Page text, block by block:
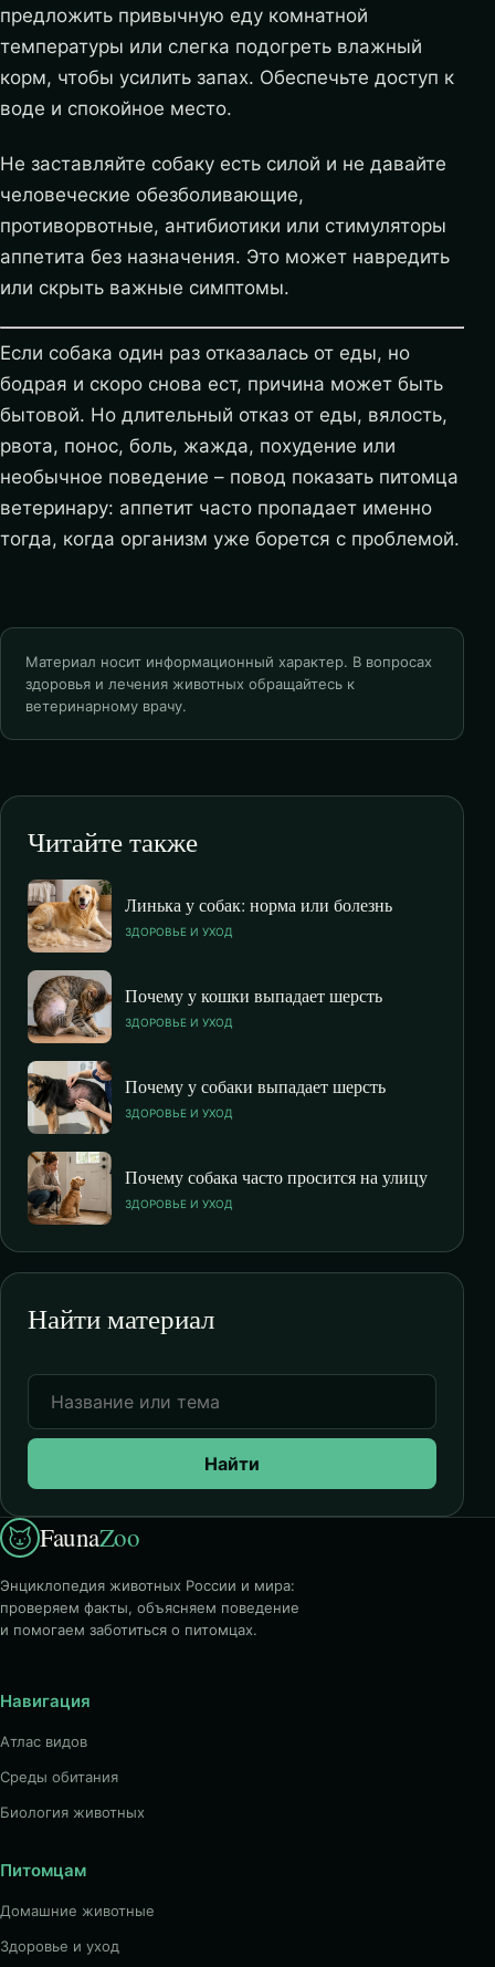
предложить привычную еду комнатной
температуры или слегка подогреть влажный
корм, чтобы усилить запах. Обеспечьте доступ к
воде и спокойное место.
Не заставляйте собаку есть силой и не давайте
человеческие обезболивающие,
противорвотные, антибиотики или стимуляторы
аппетита без назначения. Это может навредить
или скрыть важные симптомы.
Если собака один раз отказалась от еды, но
бодрая и скоро снова ест, причина может быть
бытовой. Но длительный отказ от еды, вялость,
рвота, понос, боль, жажда, похудение или
необычное поведение – повод показать питомца
ветеринару: аппетит часто пропадает именно
тогда, когда организм уже борется с проблемой.
Материал носит информационный характер. В вопросах
здоровья и лечения животных обращайтесь к
ветеринарному врачу.
Читайте также
Линька у собак: норма или болезнь
ЗДОРОВЬЕ И УХОД
Почему у кошки выпадает шерсть
ЗДОРОВЬЕ И УХОД
Почему у собаки выпадает шерсть
ЗДОРОВЬЕ И УХОД
Почему собака часто просится на улицу
ЗДОРОВЬЕ И УХОД
Найти материал
Найти
FaunaZoo
Энциклопедия животных России и мира:
проверяем факты, объясняем поведение
и помогаем заботиться о питомцах.
Навигация
Атлас видов
Среды обитания
Биология животных
Питомцам
Домашние животные
Здоровье и уход